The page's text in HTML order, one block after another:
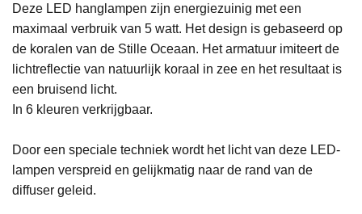
Deze LED hanglampen zijn energiezuinig met een
maximaal verbruik van 5 watt. Het design is gebaseerd op
de koralen van de Stille Oceaan. Het armatuur imiteert de
lichtreflectie van natuurlijk koraal in zee en het resultaat is
een bruisend licht.
In 6 kleuren verkrijgbaar.
Door een speciale techniek wordt het licht van deze LED-
lampen verspreid en gelijkmatig naar de rand van de
diffuser geleid.